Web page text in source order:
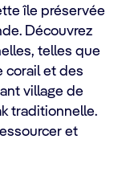
île préservée
Découvrez
telles que
corail et des
village de
traditionnelle.
et